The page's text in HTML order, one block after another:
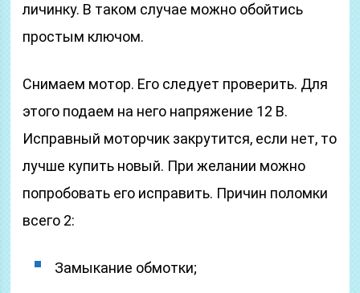
личинку. В таком случае можно обойтись
простым ключом.
Снимаем мотор. Его следует проверить. Для
этого подаем на него напряжение 12 В.
Исправный моторчик закрутится, если нет, то
лучше купить новый. При желании можно
попробовать его исправить. Причин поломки
всего 2:
Замыкание обмотки;